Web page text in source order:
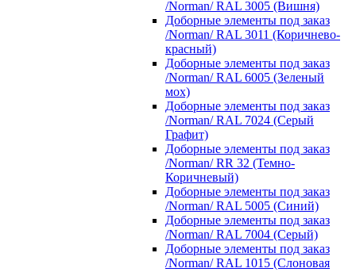
/Norman/ RAL 3005 (Вишня)
Доборные элементы под заказ
/Norman/ RAL 3011 (Коричнево-
красный)
Доборные элементы под заказ
/Norman/ RAL 6005 (Зеленый
мох)
Доборные элементы под заказ
/Norman/ RAL 7024 (Серый
Графит)
Доборные элементы под заказ
/Norman/ RR 32 (Темно-
Коричневый)
Доборные элементы под заказ
/Norman/ RAL 5005 (Синий)
Доборные элементы под заказ
/Norman/ RAL 7004 (Серый)
Доборные элементы под заказ
/Norman/ RAL 1015 (Слоновая